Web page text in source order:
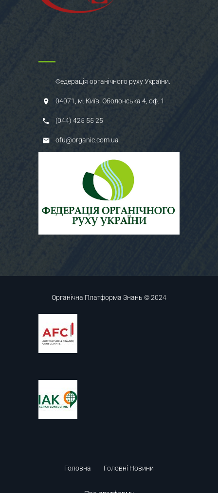
Федерація органічного руху України.
04071, м. Київ, Оболонська 4, оф. 1
(044) 425 55 25
ofu@organic.com.ua
Органічна Платформа Знань © 2024
Головна Головні Новини